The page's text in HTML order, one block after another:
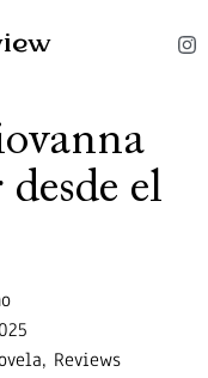
el
, Reviews